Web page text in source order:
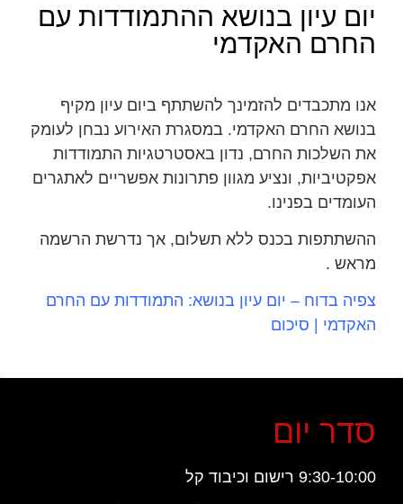
יום עיון בנושא ההתמודדות עם
החרם האקדמי
אנו מתכבדים להזמינך להשתתף ביום עיון מקיף
בנושא החרם האקדמי. במסגרת האירוע נבחן לעומק
את השלכות החרם, נדון באסטרטגיות התמודדות
אפקטיביות, ונציע מגוון פתרונות אפשריים לאתגרים
העומדים בפנינו.
ההשתתפות בכנס ללא תשלום, אך נדרשת הרשמה
מראש .
צפיה בדוח – יום עיון בנושא: התמודדות עם החרם
האקדמי | סיכום
סדר יום
9:30-10:00 רישום וכיבוד קל